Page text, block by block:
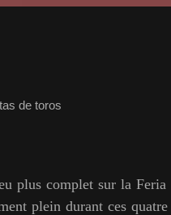
de toros
plus complet sur la
plein durant ces